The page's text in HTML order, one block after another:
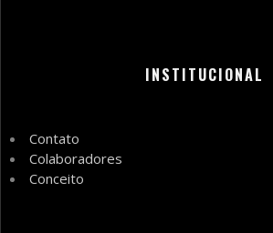
INSTITUCIONAL
Contato
Colaboradores
Conceito